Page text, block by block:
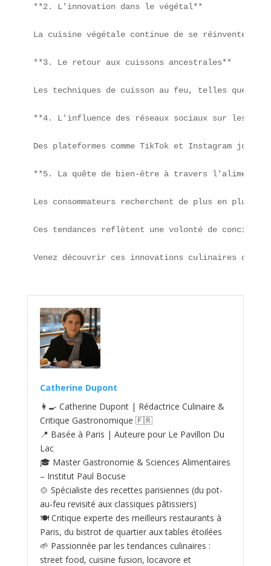
**2. L'innovation dans le végétal**
La cuisine végétale continue de se réinventer.
**3. Le retour aux cuissons ancestrales**
Les techniques de cuisson au feu, telles que la
**4. L'influence des réseaux sociaux sur les
Des plateformes comme TikTok et Instagram
**5. La quête de bien-être à travers
Les consommateurs recherchent de plus en
Ces tendances reflètent une volonté de
Venez découvrir ces innovations culinaires dès
Catherine Dupont
👩‍🍳 Catherine Dupont | Rédactrice Culinaire &
Critique Gastronomique 🇫🇷
📍 Basée à Paris | Auteure pour Le Pavillon Du
Lac
🎓 Master Gastronomie & Sciences Alimentaires
– Institut Paul Bocuse
🍲 Spécialiste des recettes parisiennes (du pot-
au‑feu revisité aux classiques pâtissiers)
🍽️ Critique experte des meilleurs restaurants à
Paris, du bistrot de quartier aux tables étoilées
🌱 Passionnée par les tendances culinaires :
street food, cuisine fusion, locavore et